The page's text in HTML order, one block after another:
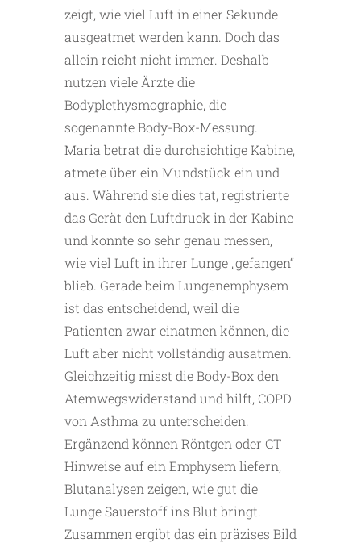
zeigt, wie viel Luft in einer Sekunde
ausgeatmet werden kann. Doch das
allein reicht nicht immer. Deshalb
nutzen viele Ärzte die
Bodyplethysmographie, die
sogenannte Body-Box-Messung.
Maria betrat die durchsichtige Kabine,
atmete über ein Mundstück ein und
aus. Während sie dies tat, registrierte
das Gerät den Luftdruck in der Kabine
und konnte so sehr genau messen,
wie viel Luft in ihrer Lunge „gefangen“
blieb. Gerade beim Lungenemphysem
ist das entscheidend, weil die
Patienten zwar einatmen können, die
Luft aber nicht vollständig ausatmen.
Gleichzeitig misst die Body-Box den
Atemwegswiderstand und hilft, COPD
von Asthma zu unterscheiden.
Ergänzend können Röntgen oder CT
Hinweise auf ein Emphysem liefern,
Blutanalysen zeigen, wie gut die
Lunge Sauerstoff ins Blut bringt.
Zusammen ergibt das ein präzises Bild